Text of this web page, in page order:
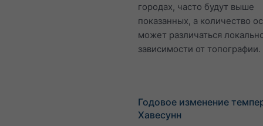
городах, часто будут выше
показанных, а количество
может различаться
зависимости от топографии.
Годовое изменение
Хавесунн